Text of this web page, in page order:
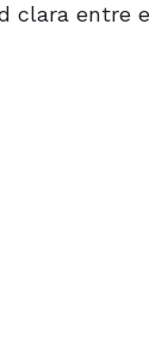
clara entre